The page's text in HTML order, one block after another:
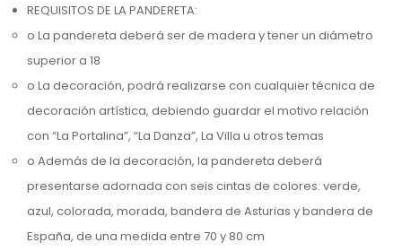
REQUISITOS DE LA PANDERETA:
o La pandereta deberá ser de madera y tener un diámetro
superior a 18
o La decoración, podrá realizarse con cualquier técnica de
decoración artística, debiendo guardar el motivo relación
con “La Portalina”, “La Danza”, La Villa u otros temas
o Además de la decoración, la pandereta deberá
presentarse adornada con seis cintas de colores: verde,
azul, colorada, morada, bandera de Asturias y bandera de
España, de una medida entre 70 y 80 cm